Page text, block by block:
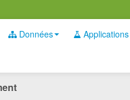
Données Applications